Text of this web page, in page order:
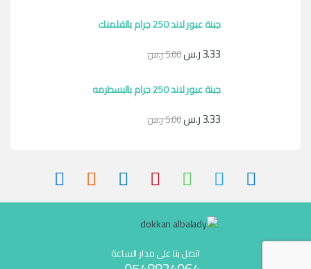
جبنة عبور لاند 250 جرام بالفلمنك
3.33ر.س5.00ر.س
جبنة عبور لاند 250 جرام بالبسطرمه
3.33ر.س5.00ر.س
اتصل بنا على مدار الساعة